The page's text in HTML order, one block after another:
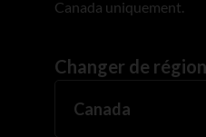
Canada uniquement.
Changer de région